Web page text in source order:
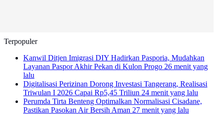
Terpopuler
Kanwil Ditjen Imigrasi DIY Hadirkan Pasporia, Mudahkan
Layanan Paspor Akhir Pekan di Kulon Progo 26 menit yang
lalu
Digitalisasi Perizinan Dorong Investasi Tangerang, Realisasi
Triwulan I 2026 Capai Rp5,45 Triliun 24 menit yang lalu
Perumda Tirta Benteng Optimalkan Normalisasi Cisadane,
Pastikan Pasokan Air Bersih Aman 27 menit yang lalu